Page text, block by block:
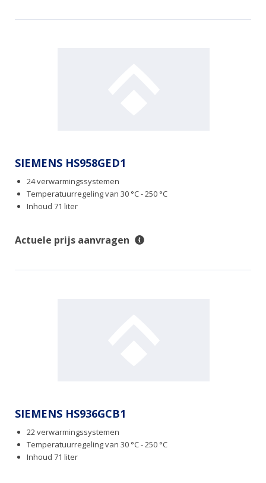
SIEMENS HS958GED1
24 verwarmingssystemen
Temperatuurregeling van 30 °C - 250 °C
Inhoud 71 liter
Actuele prijs aanvragen
SIEMENS HS936GCB1
22 verwarmingssystemen
Temperatuurregeling van 30 °C - 250 °C
Inhoud 71 liter